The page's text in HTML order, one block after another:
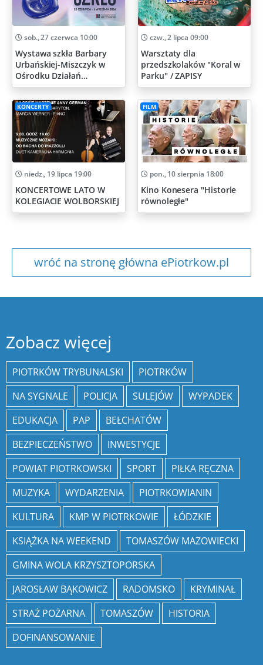
sob., 27 czerwca 10:00
Wystawa szkła Barbary
Urbańskiej-Miszczyk w
Ośrodku Działań
Artystycznych
czw., 2 lipca 09:00
Warsztaty dla
przedszkolaków "Koral w
Parku" / ZAPISY
KONCERTY
niedz., 19 lipca 19:00
KONCERTOWE LATO W
KOLEGIACIE WOLBORSKIEJ
FILM
pon., 10 sierpnia 18:00
Kino Konesera "Historie
równoległe"
wróć na stronę główna ePiotrkow.pl
Zobacz więcej
PIOTRKÓW TRYBUNALSKI
PIOTRKÓW
NA SYGNALE
POLICJA SULEJÓW
WYPADEK
EDUKACJA
PAP
BEŁCHATÓW
BEZPIECZEŃSTWO
INWESTYCJE
POWIAT PIOTRKOWSKI
SPORT
PIŁKA RĘCZNA
MUZYKA
WYDARZENIA
PIOTRKOWIANIN
KULTURA
KMP W PIOTRKOWIE
ŁÓDZKIE
KSIĄŻKA NA WEEKEND
TOMASZÓW MAZOWIECKI
GMINA WOLA KRZYSZTOPORSKA
JAROSŁAW BĄKOWICZ
RADOMSKO
KRYMINAŁ
STRAŻ POŻARNA
TOMASZÓW
HISTORIA
DOFINANSOWANIE